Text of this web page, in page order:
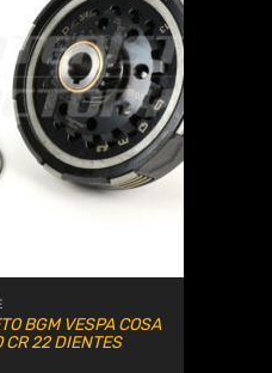
BGM VESPA COSA
CR 22 DIENTES